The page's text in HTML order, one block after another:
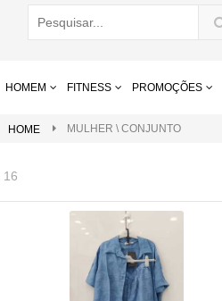
HOMEM FITNESS PROMOÇÕES
HOME MULHER \ CONJUNTO
16